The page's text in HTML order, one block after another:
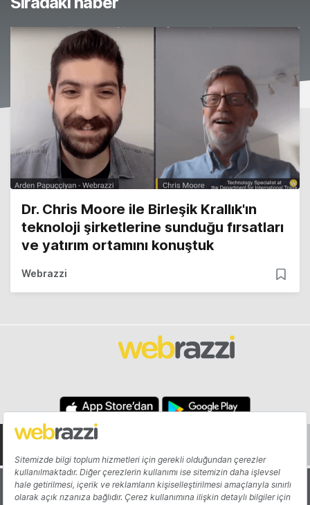
Dr. Chris Moore ile Birleşik Krallık'ın
teknoloji şirketlerine sunduğu fırsatları
ve yatırım ortamını konuştuk
Webrazzi
Hakkında Yazarlar